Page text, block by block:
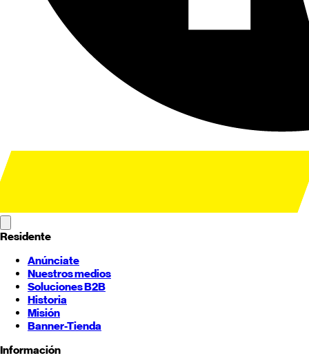
Residente
Anúnciate
Nuestros medios
Soluciones B2B
Historia
Misión
Banner-Tienda
Información